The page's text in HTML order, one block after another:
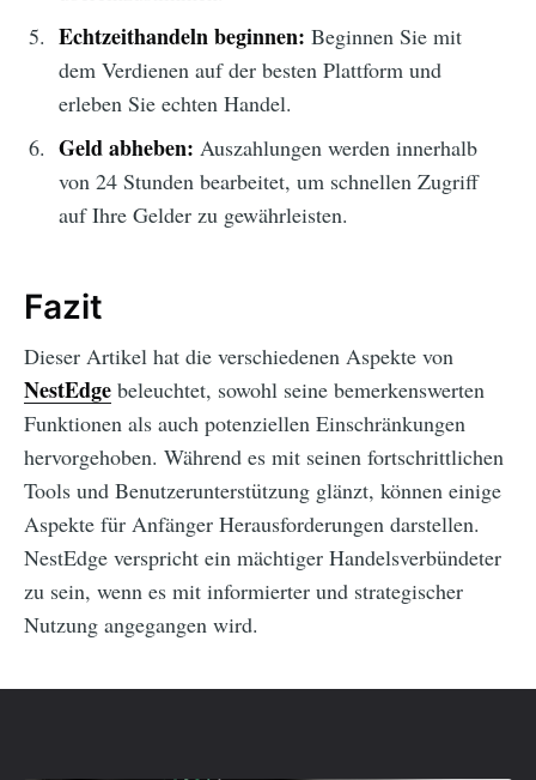
Echtzeithandeln beginnen: Beginnen Sie mit
dem Verdienen auf der besten Plattform und
erleben Sie echten Handel.
Geld abheben: Auszahlungen werden innerhalb
von 24 Stunden bearbeitet, um schnellen Zugriff
auf Ihre Gelder zu gewährleisten.
Fazit
Dieser Artikel hat die verschiedenen Aspekte von
NestEdge beleuchtet, sowohl seine bemerkenswerten
Funktionen als auch potenziellen Einschränkungen
hervorgehoben. Während es mit seinen fortschrittlichen
Tools und Benutzerunterstützung glänzt, können einige
Aspekte für Anfänger Herausforderungen darstellen.
NestEdge verspricht ein mächtiger Handelsverbündeter
zu sein, wenn es mit informierter und strategischer
Nutzung angegangen wird.